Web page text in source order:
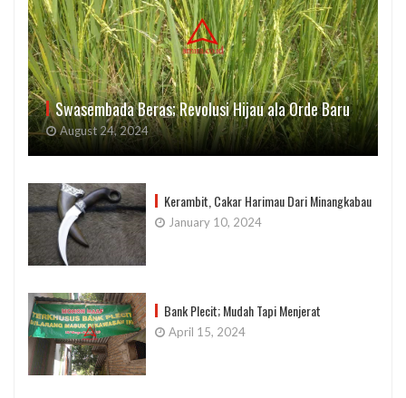
Swasembada Beras; Revolusi Hijau ala Orde Baru
August 24, 2024
Kerambit, Cakar Harimau Dari Minangkabau
January 10, 2024
Bank Plecit; Mudah Tapi Menjerat
April 15, 2024